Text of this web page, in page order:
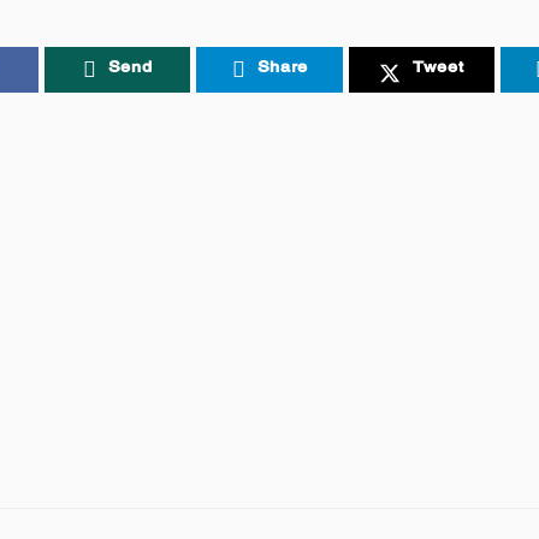
Send Share Tweet